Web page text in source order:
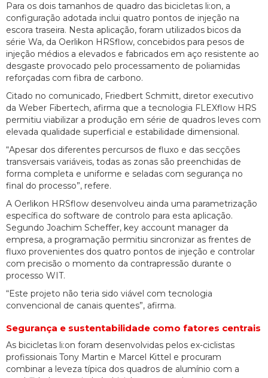
Para os dois tamanhos de quadro das bicicletas li:on, a
configuração adotada inclui quatro pontos de injeção na
escora traseira. Nesta aplicação, foram utilizados bicos da
série Wa, da Oerlikon HRSflow, concebidos para pesos de
injeção médios a elevados e fabricados em aço resistente ao
desgaste provocado pelo processamento de poliamidas
reforçadas com fibra de carbono.
Citado no comunicado, Friedbert Schmitt, diretor executivo
da Weber Fibertech, afirma que a tecnologia FLEXflow HRS
permitiu viabilizar a produção em série de quadros leves com
elevada qualidade superficial e estabilidade dimensional.
“Apesar dos diferentes percursos de fluxo e das secções
transversais variáveis, todas as zonas são preenchidas de
forma completa e uniforme e seladas com segurança no
final do processo”, refere.
A Oerlikon HRSflow desenvolveu ainda uma parametrização
específica do software de controlo para esta aplicação.
Segundo Joachim Scheffer, key account manager da
empresa, a programação permitiu sincronizar as frentes de
fluxo provenientes dos quatro pontos de injeção e controlar
com precisão o momento da contrapressão durante o
processo WIT.
“Este projeto não teria sido viável com tecnologia
convencional de canais quentes”, afirma.
Segurança e sustentabilidade como fatores centrais
As bicicletas li:on foram desenvolvidas pelos ex-ciclistas
profissionais Tony Martin e Marcel Kittel e procuram
combinar a leveza típica dos quadros de alumínio com a